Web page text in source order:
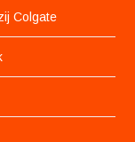
Colgate